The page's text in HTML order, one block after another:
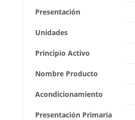
Presentación
Unidades
Principio Activo
Nombre Producto
Acondicionamiento
Presentación Primaria